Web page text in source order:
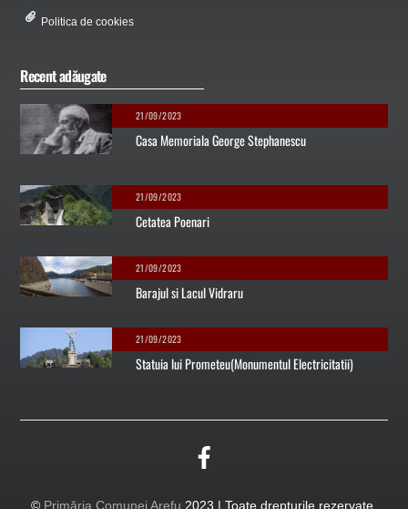
Politica de cookies
Recent adăugate
21/09/2023
Casa Memoriala George Stephanescu
21/09/2023
Cetatea Poenari
21/09/2023
Barajul si Lacul Vidraru
21/09/2023
Statuia lui Prometeu(Monumentul Electricitatii)
© Primăria Comunei Arefu 2023 | Toate drepturile rezervate.